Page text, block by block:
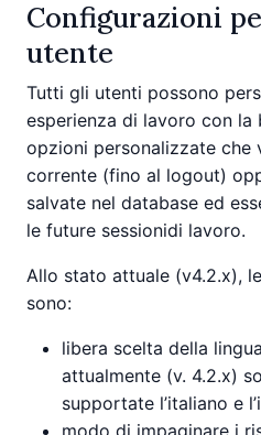
Configurazioni
utente
Tutti gli utenti possono
esperienza di lavoro con
opzioni personalizzate che
corrente (fino al logout)
salvate nel database ed
le future sessionidi lavoro.
Allo stato attuale (v4.2.x),
sono:
libera scelta della
attualmente (v. 4.2.x)
supportate l’italiano e